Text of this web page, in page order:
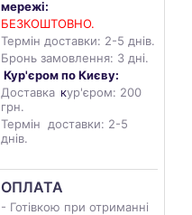
мережі:
БЕЗКОШТОВНО.
Термін доставки: 2-5 днів.
Бронь замовлення: 3 дні.
Кур'єром по Києву:
Доставка кур'єром: 200
грн.
Термін доставки: 2-5
днів.
ОПЛАТА
- Готівкою при отриманні